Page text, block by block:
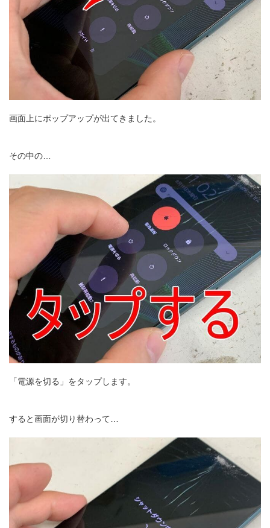
画面上にポップアップが出てきました。
その中の…
「電源を切る」をタップします。
すると画面が切り替わって…